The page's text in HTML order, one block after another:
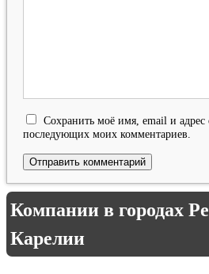
Сохранить моё имя, email и адрес
последующих моих комментариев.
Компании в городах
Карелии